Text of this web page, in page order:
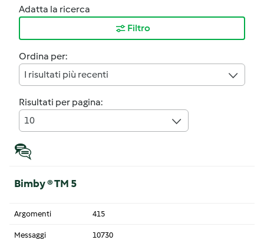
Adatta la ricerca
Filtro
Ordina per:
I risultati più recenti
Risultati per pagina:
10
Bimby ® TM 5
Argomenti 415
Messaggi 10730